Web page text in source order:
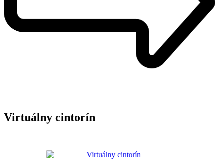
Virtuálny cintorín